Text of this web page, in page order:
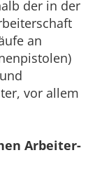
der in der
an
vor allem
Arbeiter-